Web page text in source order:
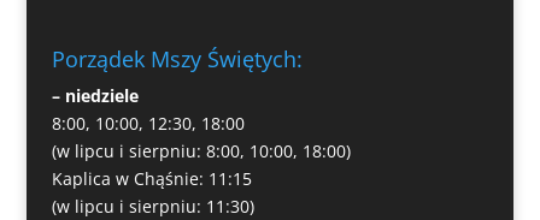
Porządek Mszy Świętych:
– niedziele
8:00, 10:00, 12:30, 18:00
(w lipcu i sierpniu: 8:00, 10:00, 18:00)
Kaplica w Chąśnie: 11:15
(w lipcu i sierpniu: 11:30)